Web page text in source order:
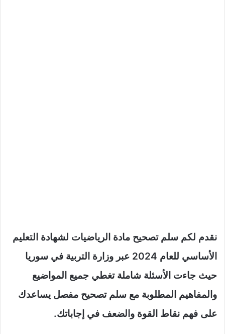
نقدم لكم سلم تصحيح مادة الرياضيات لشهادة التعليم
الأساسي للعام 2024 عبر وزارة التربية في سوريا
حيث جاءت الأسئلة شاملة تغطي جميع المواضيع
والمفاهيم المطلوبة مع سلم تصحيح مفصل يساعدك
على فهم نقاط القوة والضعف في إجاباتك.